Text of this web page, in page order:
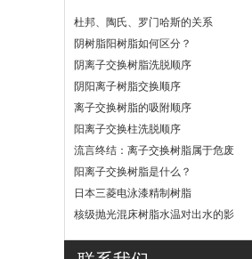
杜邦、陶氏、罗门哈斯的关系
阴树脂阳树脂如何区分？
阴离子交换树脂洗脱顺序
阴阳离子树脂交换顺序
离子交换树脂的吸附顺序
阳离子交换柱洗脱顺序
流言终结：离子交换树脂属于危废
吗
阳离子交换树脂是什么？
日本三菱电泳漆精制树脂
核级抛光混床树脂水温对出水的影